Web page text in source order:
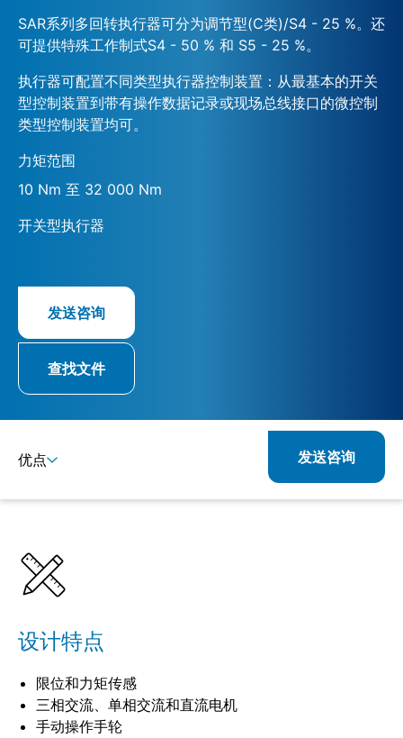
SAR系列多回转执行器可分为调节型(C类)/S4 - 25 %。还
可提供特殊工作制式S4 - 50 % 和 S5 - 25 %。
执行器可配置不同类型执行器控制装置：从最基本的开关
型控制装置到带有操作数据记录或现场总线接口的微控制
类型控制装置均可。
力矩范围
10 Nm 至 32 000 Nm
开关型执行器
发送咨询
查找文件
优点
产品组合
相关产品
发送咨询
设计特点
限位和力矩传感
三相交流、单相交流和直流电机
手动操作手轮